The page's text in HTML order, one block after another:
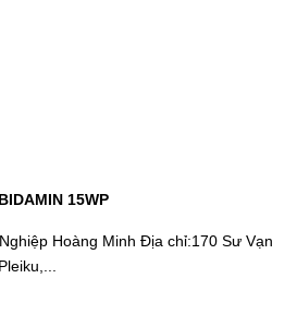
15WP
Hoàng Minh Địa chỉ:170 Sư Vạn